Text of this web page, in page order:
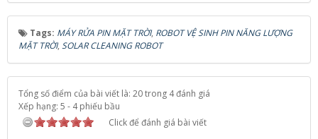
Tags: MÁY RỬA PIN MẶT TRỜI, ROBOT VỆ SINH PIN NĂNG LƯỢNG
MẶT TRỜI, SOLAR CLEANING ROBOT
Tổng số điểm của bài viết là: 20 trong 4 đánh giá
Xếp hạng: 5 - 4phiếu bầu
Click để đánh giá bài viết